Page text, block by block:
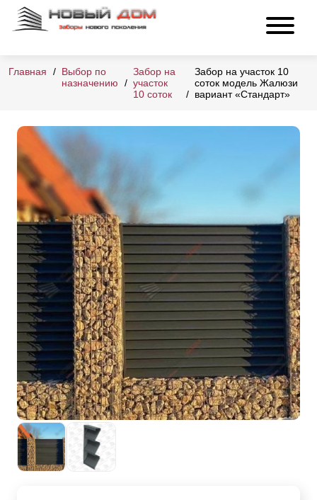
Главная
Выбор по
назначению
Забор на
участок
10 соток
Забор на участок 10
соток модель Жалюзи
вариант «Стандарт»